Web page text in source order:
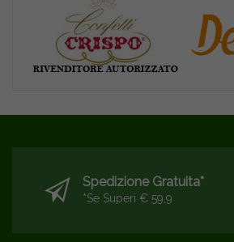
Spedizione Gratuita*
*se Superi € 59,9